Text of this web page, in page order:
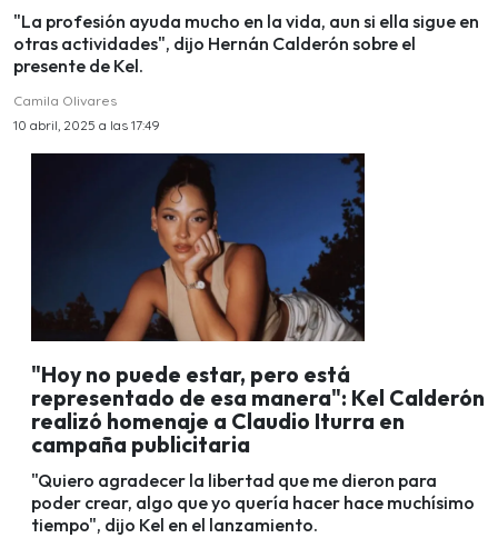
"La profesión ayuda mucho en la vida, aun si ella sigue en
otras actividades", dijo Hernán Calderón sobre el
presente de Kel.
Camila Olivares
10 abril, 2025 a las 17:49
"Hoy no puede estar, pero está
representado de esa manera": Kel Calderón
realizó homenaje a Claudio Iturra en
campaña publicitaria
"Quiero agradecer la libertad que me dieron para
poder crear, algo que yo quería hacer hace muchísimo
tiempo", dijo Kel en el lanzamiento.